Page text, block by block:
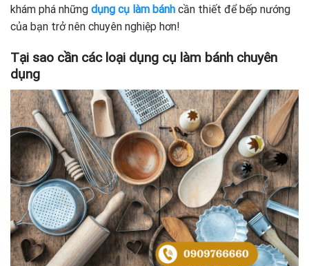
khám phá những dụng cụ làm bánh cần thiết để bếp nướng
của bạn trở nên chuyên nghiệp hơn!
Tại sao cần các loại dụng cụ làm bánh chuyên
dụng